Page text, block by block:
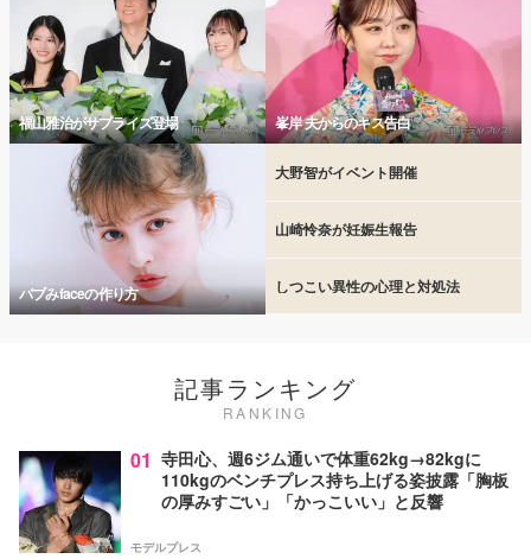
福山雅治がサプライズ登場 峯岸 夫からのキス告白
バブみfaceの作り方
大野智がイベント開催
山崎怜奈が妊娠生報告
しつこい異性の心理と対処法
記事ランキング
RANKING
01 寺田心、週6ジム通いで体重62kg→82kgに
110kgのベンチプレス持ち上げる姿披露「胸板
の厚みすごい」「かっこいい」と反響
モデルプレス